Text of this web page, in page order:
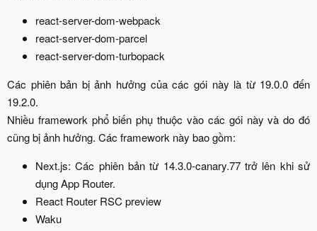
react-server-dom-webpack
react-server-dom-parcel​
react-server-dom-turbopack
Các phiên bản bị ảnh hưởng của các gói này là từ 19.0.0 đến
19.2.0.
Nhiều framework phổ biến phụ thuộc vào các gói này và do đó
cũng bị ảnh hưởng. Các framework này bao gồm:​
Next.js: Các phiên bản từ 14.3.0-canary.77 trở lên khi sử
dụng App Router.​
React Router RSC preview​
Waku​